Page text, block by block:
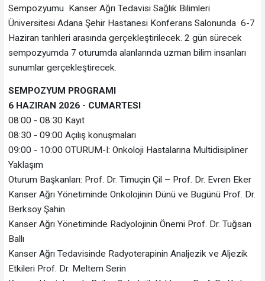
Sempozyumu Kanser Ağrı Tedavisi Sağlık Bilimleri
Üniversitesi Adana Şehir Hastanesi Konferans Salonunda 6-7
Haziran tarihleri arasında gerçekleştirilecek. 2 gün sürecek
sempozyumda 7 oturumda alanlarında uzman bilim insanları
sunumlar gerçekleştirecek.
SEMPOZYUM PROGRAMI
6 HAZIRAN 2026 - CUMARTESI
08:00 - 08:30 Kayıt
08:30 - 09:00 Açılış konuşmaları
09:00 - 10:00 OTURUM-I: Onkoloji Hastalarına Multidisipliner
Yaklaşım
Oturum Başkanları: Prof. Dr. Timuçin Çil – Prof. Dr. Evren Eker
Kanser Ağrı Yönetiminde Onkolojinin Dünü ve Bugünü Prof. Dr.
Berksoy Şahin
Kanser Ağrı Yönetiminde Radyolojinin Önemi Prof. Dr. Tuğsan
Ballı
Kanser Ağrı Tedavisinde Radyoterapinin Analjezik ve Aljezik
Etkileri Prof. Dr. Meltem Serin